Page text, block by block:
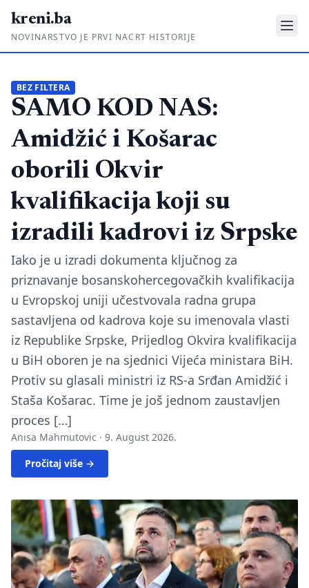
kreni.ba
NOVINARSTVO JE PRVI NACRT HISTORIJE
Priče sa ruba
Ponos i glas
Daljinski u ruke
O nama
Impressum
Kontakt
BEZ FILTERA
SAMO KOD NAS:
Amidžić i Košarac
oborili Okvir
kvalifikacija koji su
izradili kadrovi iz Srpske
Iako je u izradi dokumenta ključnog za
priznavanje bosanskohercegovačkih kvalifikacija
u Evropskoj uniji učestvovala radna grupa
sastavljena od kadrova koje su imenovala vlasti
iz Republike Srpske, Prijedlog Okvira kvalifikacija
u BiH oboren je na sjednici Vijeća ministara BiH.
Protiv su glasali ministri iz RS-a Srđan Amidžić i
Staša Košarac. Time je još jednom zaustavljen
proces […]
Anisa Mahmutovic · 9. August 2026.
Pročitaj više →